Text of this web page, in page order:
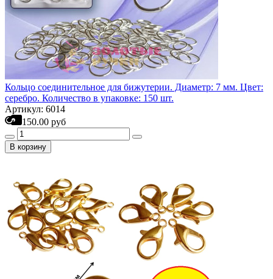
Кольцо соединительное для бижутерии. Диаметр: 7 мм. Цвет:
серебро. Количество в упаковке: 150 шт.
Артикул: 6014
150.00 руб
В корзину